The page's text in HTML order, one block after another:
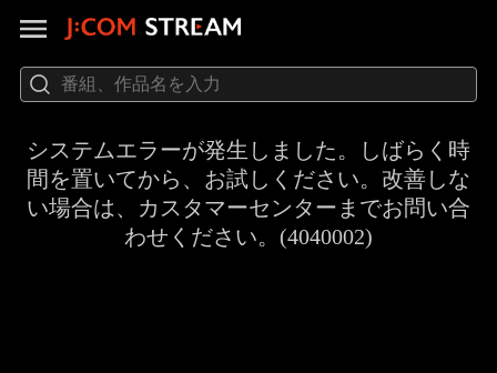
システムエラーが発生しました。しばらく時
間を置いてから、お試しください。改善しな
い場合は、カスタマーセンターまでお問い合
わせください。(4040002)